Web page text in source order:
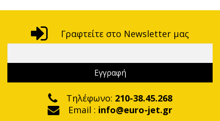
Γραφτείτε στο Newsletter μας
Τηλέφωνο: 210-38.45.268
Email : info@euro-jet.gr